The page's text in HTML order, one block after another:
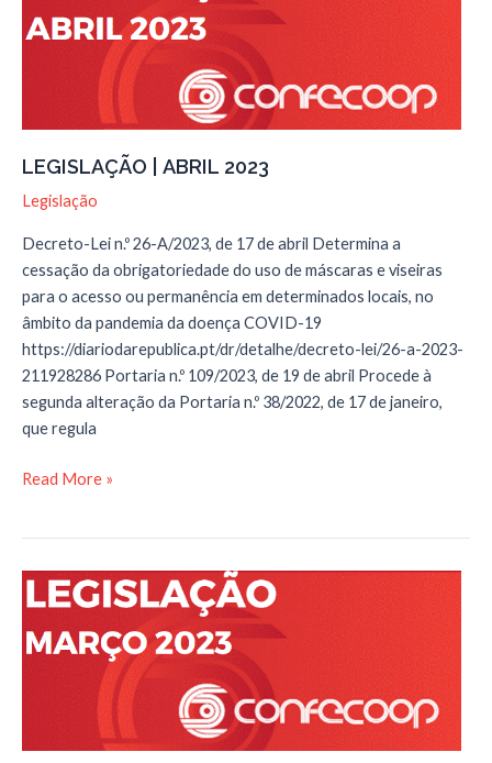
LEGISLAÇÃO | ABRIL 2023
Legislação
Decreto-Lei n.º 26-A/2023, de 17 de abril Determina a
cessação da obrigatoriedade do uso de máscaras e viseiras
para o acesso ou permanência em determinados locais, no
âmbito da pandemia da doença COVID-19
https://diariodarepublica.pt/dr/detalhe/decreto-lei/26-a-2023-
211928286 Portaria n.º 109/2023, de 19 de abril Procede à
segunda alteração da Portaria n.º 38/2022, de 17 de janeiro,
que regula
LEGISLAÇÃO
Read More »